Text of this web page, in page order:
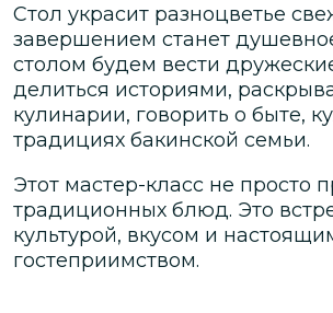
Стол украсит разноцветье
завершением станет
столом будем вести
делиться историями,
кулинарии, говорить о быте,
традициях бакинской семьи.
Этот мастер-класс не просто
традиционных блюд. Это
культурой, вкусом и
гостеприимством.